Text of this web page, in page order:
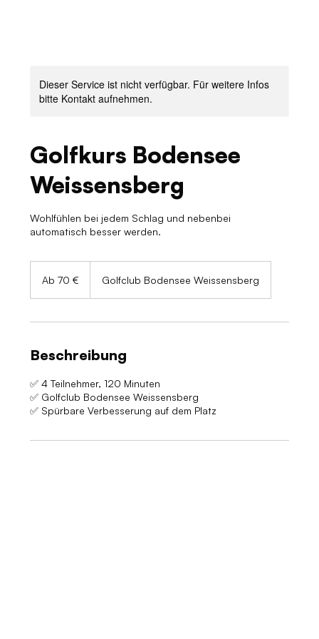
Dieser Service ist nicht verfügbar. Für weitere Infos
bitte Kontakt aufnehmen.
Golfkurs Bodensee
Weissensberg
Wohlfühlen bei jedem Schlag und nebenbei
automatisch besser werden.
EuroAb 70 € Golfclub Bodensee Weissensberg
Beschreibung
✅ 4 Teilnehmer, 120 Minuten
✅ Golfclub Bodensee Weissensberg
✅ Spürbare Verbesserung auf dem Platz